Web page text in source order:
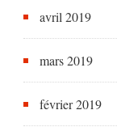
avril 2019
mars 2019
février 2019